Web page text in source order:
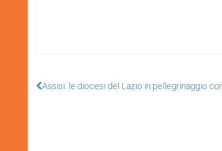
Assisi: le diocesi del Lazio in pellegrinaggio